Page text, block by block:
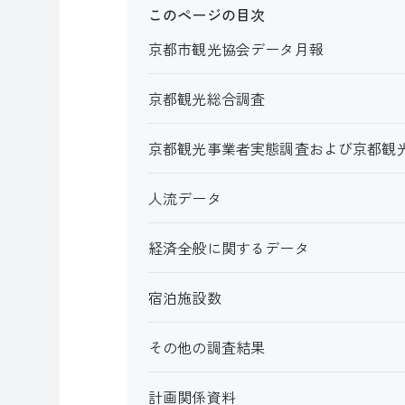
このページの目次
京都市観光協会データ月報
京都観光総合調査
京都観光事業者実態調査および京都観
人流データ
経済全般に関するデータ
宿泊施設数
その他の調査結果
計画関係資料